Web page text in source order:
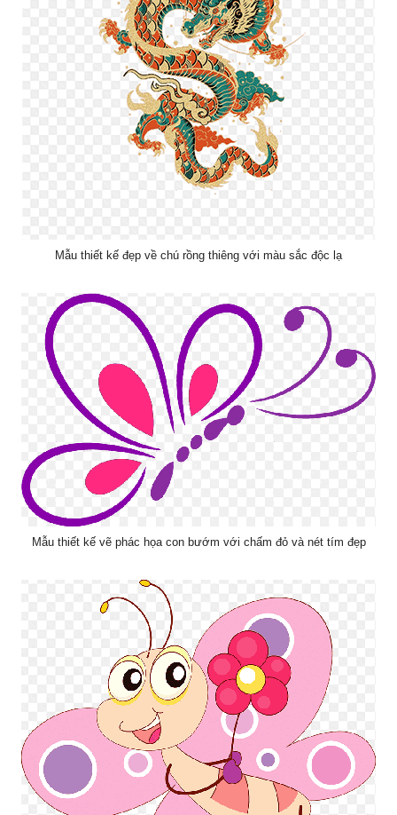
Mẫu thiết kế đẹp về chú rồng thiêng với màu sắc độc lạ
Mẫu thiết kế vẽ phác họa con bướm với chấm đỏ và nét tím đẹp